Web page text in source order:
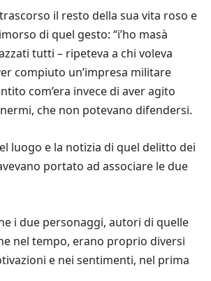
il resto della sua vita roso e
di quel gesto: “i’ho masà
tutti – ripeteva a chi voleva
compiuto un’impresa militare
com’era invece di aver agito
che non potevano difendersi.
luogo e la notizia di quel delitto dei
portato ad associare le due
i due personaggi, autori di quelle
nel tempo, erano proprio diversi
e nei sentimenti, nel prima